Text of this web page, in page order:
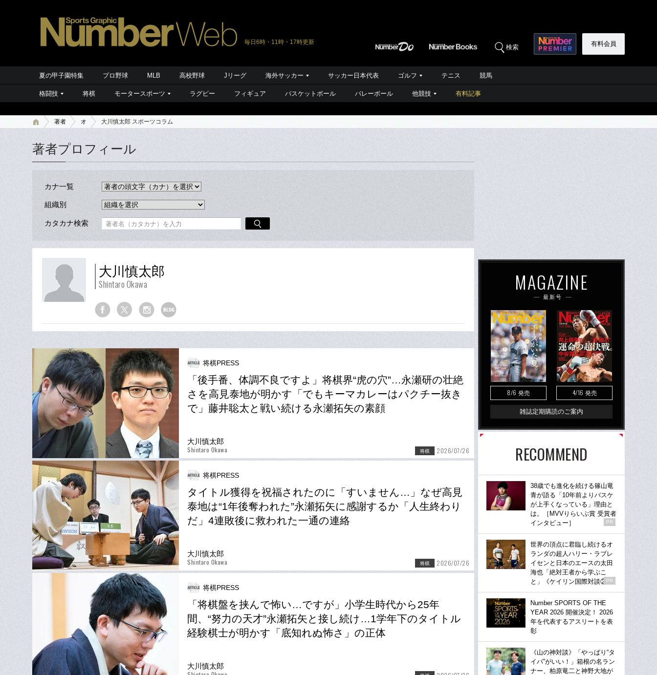
毎日6時・11時・17時更新
検索 有料会員
夏の甲子園特集 プロ野球 MLB 高校野球 Jリーグ 海外サッカー サッカー日本代表 ゴルフ テニス 競馬
格闘技 将棋 モータースポーツ ラグビー フィギュア バスケットボール バレーボール 他競技 有料記事
著者 オ 大川慎太郎 スポーツコラム
著者プロフィール
カナ一覧
組織別
カタカナ検索
大川慎太郎
Shintaro Okawa
将棋PRESS
「後手番、体調不良ですよ」将棋界“虎の穴”…永瀬研の壮絶
さを高見泰地が明かす「でもキーマカレーはパクチー抜き
で」藤井聡太と戦い続ける永瀬拓矢の素顔
大川慎太郎
Shintaro Okawa 将棋 2026/07/26
将棋PRESS
タイトル獲得を祝福されたのに「すいません…」なぜ高見
泰地は“1年後奪われた”永瀬拓矢に感謝するか「人生終わり
だ」4連敗後に救われた一通の連絡
大川慎太郎
Shintaro Okawa 将棋 2026/07/26
将棋PRESS
「将棋盤を挟んで怖い…ですが」小学生時代から25年
間、“努力の天才”永瀬拓矢と接し続け…1学年下のタイトル
経験棋士が明かす「底知れぬ怖さ」の正体
大川慎太郎
MAGAZINE
最新号
8/6 発売 4/16 発売
雑誌定期購読のご案内
RECOMMEND
38歳でも進化を続ける篠山竜
青が語る「10年前よりバスケ
が上手くなっている」理由と
は。［MVVりらいぶ賞 受賞者
インタビュー］
PR
世界の頂点に君臨し続けるオ
ランダの超人ハリー・ラブレ
イセンと日本のエースの太田
海也「絶対王者から学ぶこ
と」《ケイリン国際対談②》
PR
Number SPORTS OF THE
YEAR 2026 開催決定！ 2026
年を代表するアスリートを表
彰
《山の神対談》「やっぱり“タ
イパ”がいい！」箱根の名ラン
ナー、柏原竜二と神野大地が